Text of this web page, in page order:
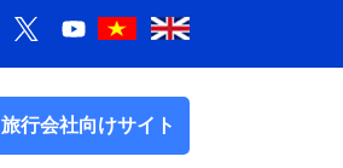
旅行会社向けサイト